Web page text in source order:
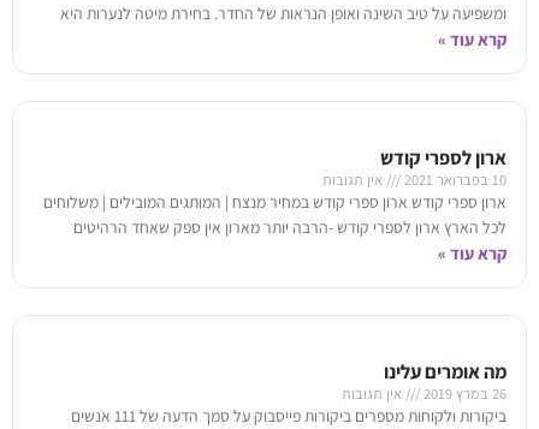
ומשפיעה על טיב השינה ואופן הנראות של החדר. בחירת מיטה לנערות היא
בחירה
קרא עוד »
ארון לספרי קודש
10 בפברואר 2021 אין תגובות
ארון ספרי קודש ארון ספרי קודש במחיר מנצח | המותגים המובילים | משלוחים
לכל הארץ ארון לספרי קודש -הרבה יותר מארון אין ספק שאחד הרהיטים
קרא עוד »
מה אומרים עלינו
26 במרץ 2019 אין תגובות
ביקורות ולקוחות מספרים ביקורות פייסבוק על סמך הדעה של 111 אנשים